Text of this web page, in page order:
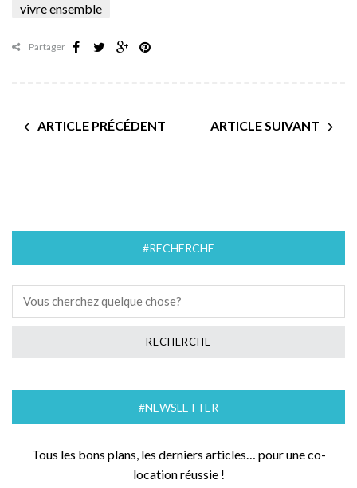
vivre ensemble
Partager
ARTICLE PRÉCÉDENT ARTICLE SUIVANT
#RECHERCHE
#NEWSLETTER
Tous les bons plans, les derniers articles… pour une co-
location réussie !